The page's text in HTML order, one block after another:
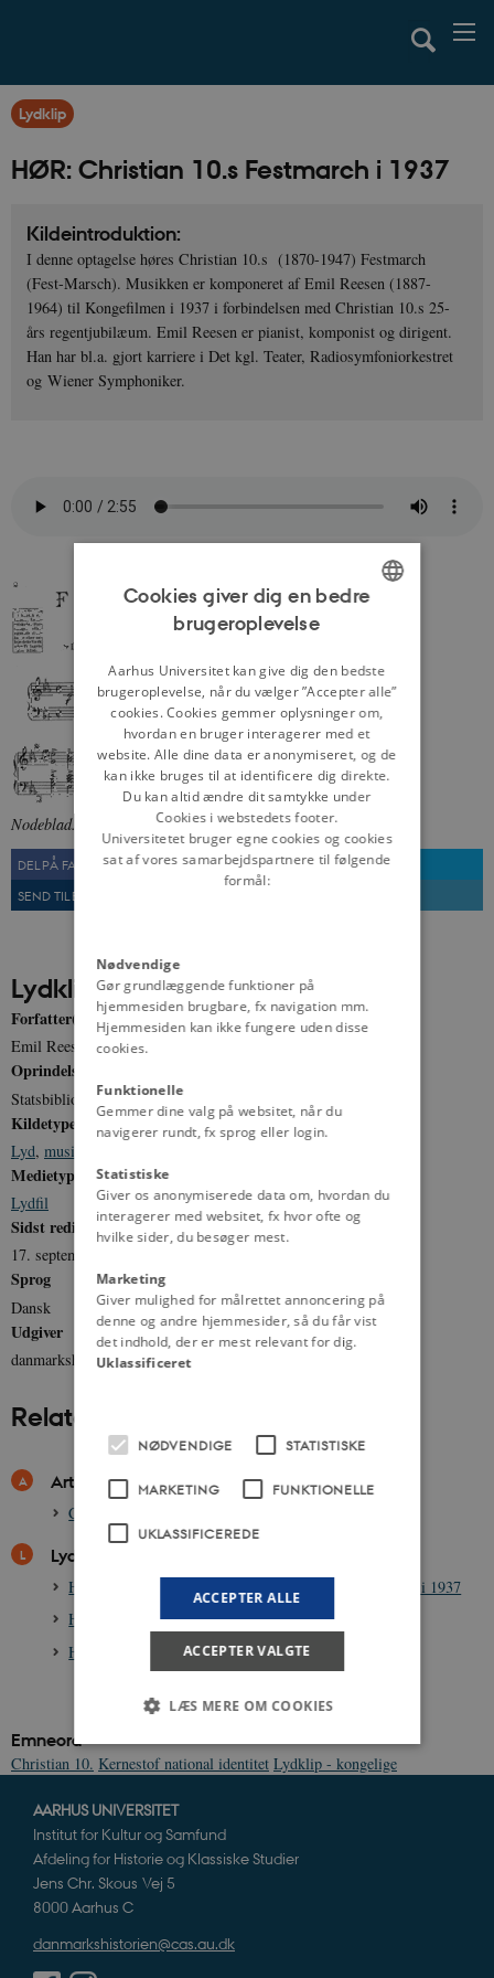
Lydklip
HØR: Christian 10.s Festmarch i 1937
Kildeintroduktion:
I denne optagelse høres Christian 10.s (1870-1947) Festmarch
(Fest-Marsch). Musikken er komponeret af Emil Reesen (1887-
1964) til Kongefilmen i 1937 i forbindelsen med Christian 10.s 25-
års regentjubilæum. Emil Reesen er pianist, komponist og dirigent.
Han har bl.a. gjort karriere i Det kgl. Teater, Radiosymfoniorkestret
og Wiener Symphoniker.
Nodeblad. Fra: Dansk Lydhistorie, Statsbiblioteket
DEL PÅ FACEBOOK
DEL PÅ TWITTER
SEND TIL EN VEN
Lydklip
Forfatter(e)
Emil Reesen
Oprindelse
Statsbiblioteket
Kildetype
Lyd, musik
Medietype
Lydfil
Sidst redigeret
17. september 2012
Sprog
Dansk
Udgiver
danmarkshistorien.dk
Relateret indhold
Artikler
Christian 10., 1870-1947
Lydklip
HØR: Christian 10. taler ved sit 25-års regentjubilæum i 1937
HØR: Christian 10.s Honnørmarch
HØR: Christian 10.s Jubilæumsmarch i 1937
Emneord
Christian 10. Kernestof national identitet Lydklip - kongelige
AARHUS UNIVERSITET
Institut for Kultur og Samfund
Afdeling for Historie og Klassiske Studier
Jens Chr. Skous Vej 5
8000 Aarhus C
danmarkshistorien@cas.au.dk
DANISH
Cookies giver dig en bedre
brugeroplevelse
Aarhus Universitet kan give dig den bedste
brugeroplevelse, når du vælger ”Accepter alle”
cookies. Cookies gemmer oplysninger om,
hvordan en bruger interagerer med et
website. Alle dine data er anonymiseret, og de
kan ikke bruges til at identificere dig direkte.
Du kan altid ændre dit samtykke under
Cookies i webstedets footer.
Universitetet bruger egne cookies og cookies
sat af vores samarbejdspartnere til følgende
formål:
Nødvendige
Gør grundlæggende funktioner på
hjemmesiden brugbare, fx navigation mm.
Hjemmesiden kan ikke fungere uden disse
cookies.
Funktionelle
Gemmer dine valg på websitet, når du
navigerer rundt, fx sprog eller login.
Statistiske
Giver os anonymiserede data om, hvordan du
interagerer med websitet, fx hvor ofte og
hvilke sider, du besøger mest.
Marketing
Giver mulighed for målrettet annoncering på
denne og andre hjemmesider, så du får vist
det indhold, der er mest relevant for dig.
Uklassificeret
NØDVENDIGE STATISTISKE
MARKETING FUNKTIONELLE
UKLASSIFICEREDE
ACCEPTER ALLE
ACCEPTER VALGTE
LÆS MERE OM COOKIES
Funktionelle
Nødvendige cookies hjælper med at gøre
hjemmesiden brugbar ved at aktivere nogle
grundlæggende funktioner som navigation mm.
Hjemmesiden kan ikke fungerer uden disse